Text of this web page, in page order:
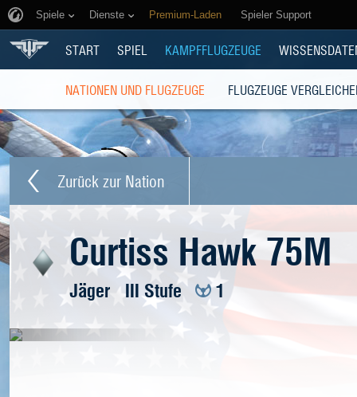
Spiele Dienste Premium-Laden Spieler Support
START SPIEL KAMPFFLUGZEUGE
NATIONEN UND FLUGZEUGE FLUGZEUGE
Zurück zur Nation
Curtiss Hawk 75M
Jäger III Stufe 1